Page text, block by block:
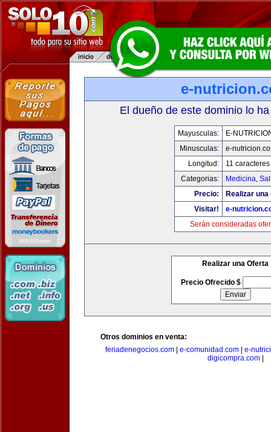
e-
El dueño de este dominio lo
Mayusculas:
E-
Minusculas:
e-
Longitud:
11 caracteres
Categorias:
Medicina,
Precio:
Realizar
Visitar!
e-
Serán consideradas
Realizar una Oferta
Precio Ofrecido $
Otros dominios en venta:
feriadenegocios.com| e-comunidad.com| e-
digicompra.com|